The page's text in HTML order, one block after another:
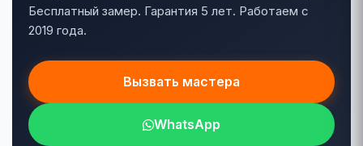
Бесплатный замер. Гарантия 5 лет. Работаем с
2019 года.
Вызвать мастера
WhatsApp